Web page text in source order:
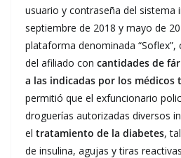
usuario y contraseña del sistema
septiembre de 2018 y mayo de
plataforma denominada
del afiliado con cantidades de
a las indicadas por los médicos
permitió que el exfuncionario
droguerías autorizadas diversos
el tratamiento de la diabetes,
de insulina, agujas y tiras